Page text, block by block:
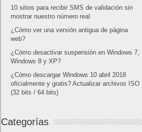
10 sitios para recibir SMS de validación sin
mostrar nuestro número real
¿Cómo ver una versión antigua de página
web?
¿Cómo desactivar suspensión en Windows 7,
Windows 8 y XP?
¿Cómo descargar Windows 10 abril 2018
oficialmente y gratis? Actualizar archivos ISO
(32 bits / 64 bits)
Categorías